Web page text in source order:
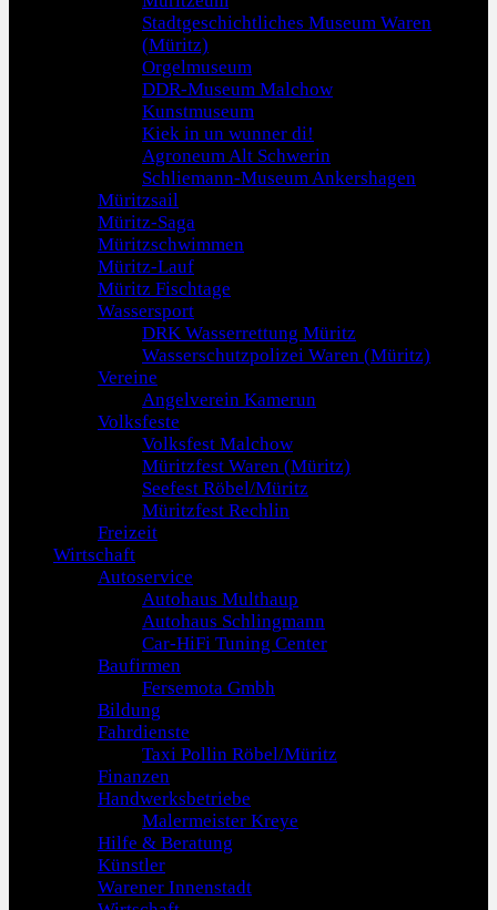
Stadtgeschichtliches Museum Waren
(Müritz)
Orgelmuseum
DDR-Museum Malchow
Kunstmuseum
Kiek in un wunner di!
Agroneum Alt Schwerin
Schliemann-Museum Ankershagen
Müritzsail
Müritz-Saga
Müritzschwimmen
Müritz-Lauf
Müritz Fischtage
Wassersport
DRK Wasserrettung Müritz
Wasserschutzpolizei Waren (Müritz)
Vereine
Angelverein Kamerun
Volksfeste
Volksfest Malchow
Müritzfest Waren (Müritz)
Seefest Röbel/Müritz
Müritzfest Rechlin
Freizeit
Wirtschaft
Autoservice
Autohaus Multhaup
Autohaus Schlingmann
Car-HiFi Tuning Center
Baufirmen
Fersemota Gmbh
Bildung
Fahrdienste
Taxi Pollin Röbel/Müritz
Finanzen
Handwerksbetriebe
Malermeister Kreye
Hilfe & Beratung
Künstler
Warener Innenstadt